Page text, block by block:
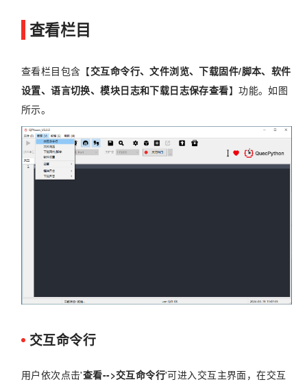
查看栏目
查看栏目包含【交互命令行、文件浏览、下载固件/脚本、软件
设置、语言切换、模块日志和下载日志保存查看】功能。如图
所示。
交互命令行
用户依次点击'查看-->交互命令行'可进入交互主界面，在交互